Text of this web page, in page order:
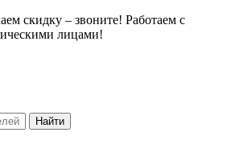
скидку – звоните! Работаем с
лицами!
Найти